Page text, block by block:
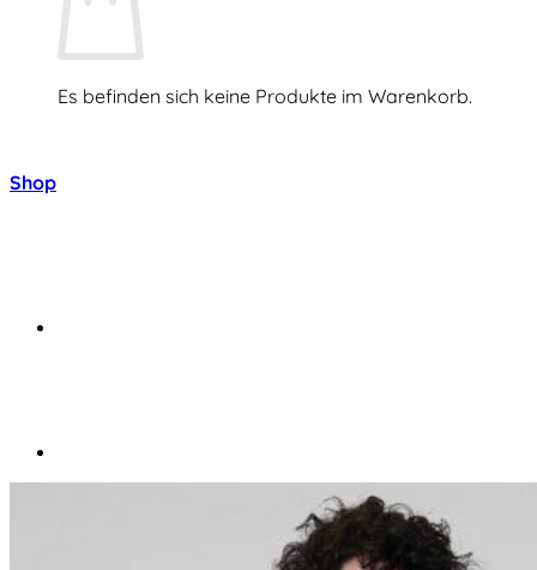
Es befinden sich keine Produkte im Warenkorb.
Shop